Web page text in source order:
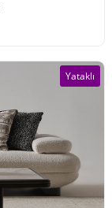
Yataklı